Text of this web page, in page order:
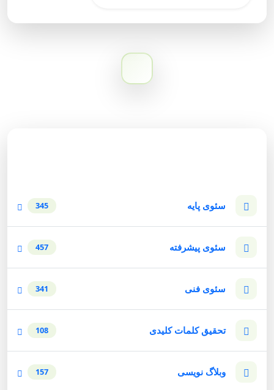
سئوی پایه 345
سئوی پیشرفته 457
سئوی فنی 341
تحقیق کلمات کلیدی 108
وبلاگ نویسی 157